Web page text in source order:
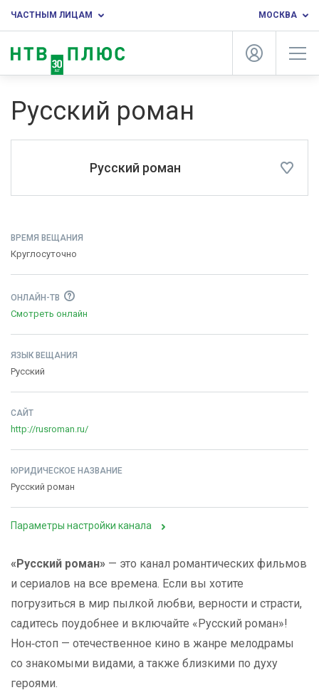
ЧАСТНЫМ ЛИЦАМ МОСКВА
Русский роман
Русский роман
ВРЕМЯ ВЕЩАНИЯ
Круглосуточно
ОНЛАЙН-ТВ
Смотреть онлайн
ЯЗЫК ВЕЩАНИЯ
Русский
САЙТ
http://rusroman.ru/
ЮРИДИЧЕСКОЕ НАЗВАНИЕ
Русский роман
Параметры настройки канала
«Русский роман» — это канал романтических фильмов
и сериалов на все времена. Если вы хотите
погрузиться в мир пылкой любви, верности и страсти,
садитесь поудобнее и включайте «Русский роман»!
Нон‑стоп — отечественное кино в жанре мелодрамы
со знакомыми видами, а также близкими по духу
героями.